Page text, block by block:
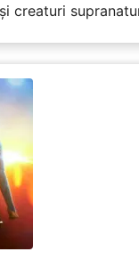
creaturi